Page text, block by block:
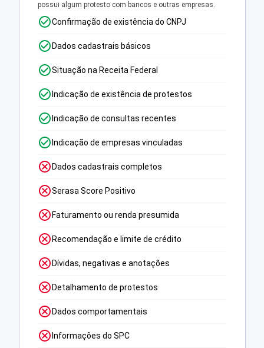
possui algum protesto com bancos e outras empresas.
Confirmação de existência do CNPJ
Dados cadastrais básicos
Situação na Receita Federal
Indicação de existência de protestos
Indicação de consultas recentes
Indicação de empresas vinculadas
Dados cadastrais completos
Serasa Score Positivo
Faturamento ou renda presumida
Recomendação e limite de crédito
Dívidas, negativas e anotações
Detalhamento de protestos
Dados comportamentais
Informações do SPC